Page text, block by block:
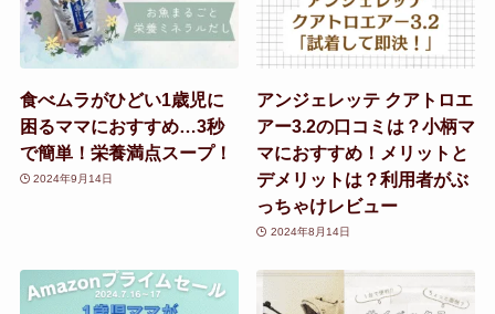
食べムラがひどい1歳児に
困るママにおすすめ…3秒
で簡単！栄養満点スープ！
2024年9月14日
アンジェレッテ クアトロエ
アー3.2の口コミは？小柄マ
マにおすすめ！メリットと
デメリットは？利用者がぶ
っちゃけレビュー
2024年8月14日